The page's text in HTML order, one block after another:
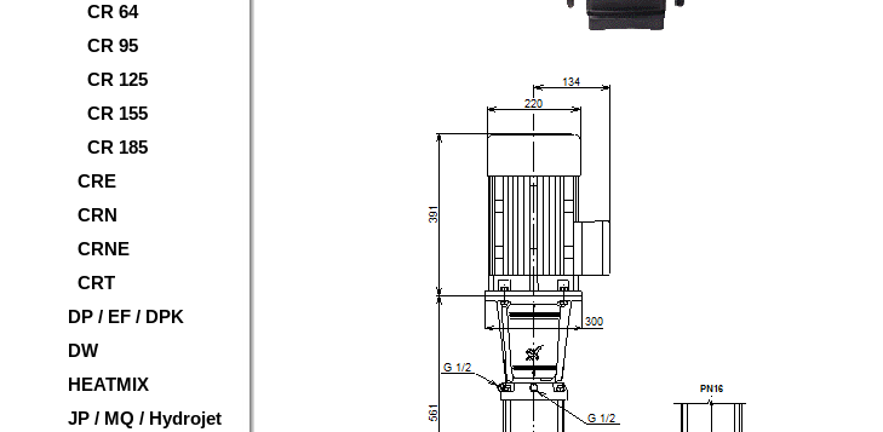
CR 64
CR 95
CR 125
CR 155
CR 185
CRE
CRN
CRNE
CRT
DP / EF / DPK
DW
HEATMIX
JP / MQ / Hydrojet